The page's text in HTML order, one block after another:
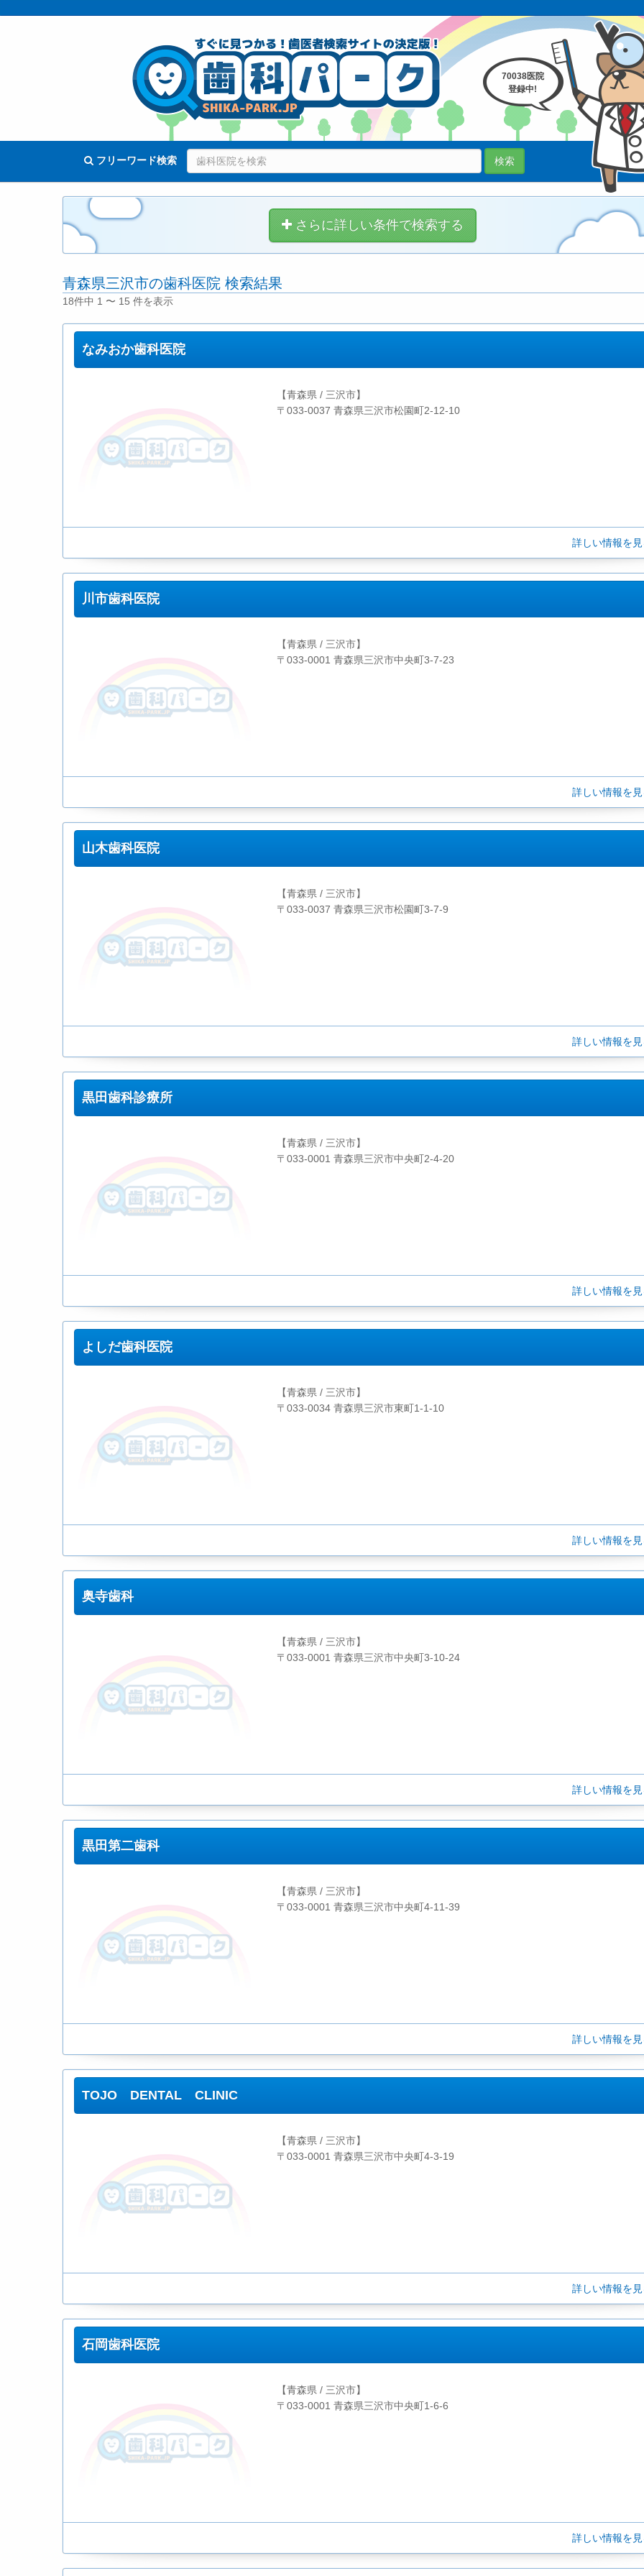
70038医院
登録中!
フリーワード検索 検索
さらに詳しい条件で検索する
青森県三沢市の歯科医院 検索結果
18件中 1 〜 15 件を表示
なみおか歯科医院
【青森県 / 三沢市】
〒033-0037 青森県三沢市松園町2-12-10
詳しい情報を
川市歯科医院
【青森県 / 三沢市】
〒033-0001 青森県三沢市中央町3-7-23
詳しい情報を
山木歯科医院
【青森県 / 三沢市】
〒033-0037 青森県三沢市松園町3-7-9
詳しい情報を
黒田歯科診療所
【青森県 / 三沢市】
〒033-0001 青森県三沢市中央町2-4-20
詳しい情報を
よしだ歯科医院
【青森県 / 三沢市】
〒033-0034 青森県三沢市東町1-1-10
詳しい情報を
奥寺歯科
【青森県 / 三沢市】
〒033-0001 青森県三沢市中央町3-10-24
詳しい情報を
黒田第二歯科
【青森県 / 三沢市】
〒033-0001 青森県三沢市中央町4-11-39
詳しい情報を
TOJO DENTAL CLINIC
【青森県 / 三沢市】
〒033-0001 青森県三沢市中央町4-3-19
詳しい情報を
石岡歯科医院
【青森県 / 三沢市】
〒033-0001 青森県三沢市中央町1-6-6
詳しい情報を